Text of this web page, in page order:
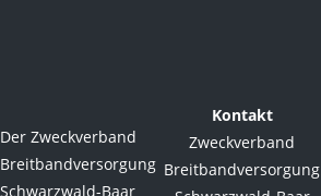
Der Zweckverband
Breitbandversorgung
Schwarzwald-Baar
Kontakt
Zweckverband
Breitbandversorgung